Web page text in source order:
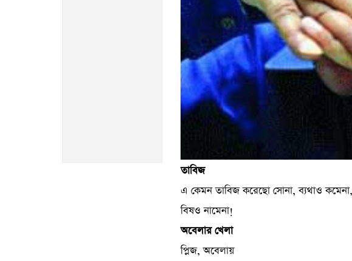
তাবিজ
এ কেমন তাবিজ করেছো সোনা, ব্যথাও কমেনা,
বিষও নামেনা!
অবেলার খেলা
প্লিজ, অবেলায়